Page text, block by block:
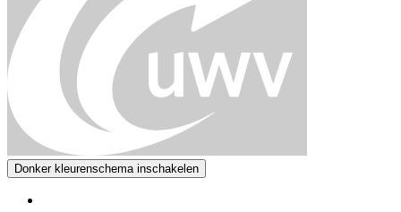
Donker kleurenschema inschakelen